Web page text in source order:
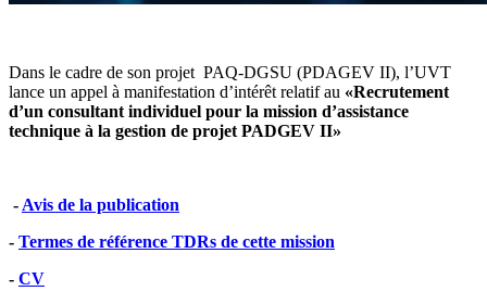
Dans le cadre de son projet PAQ-DGSU (PDAGEV II), l’UVT
lance un appel à manifestation d’intérêt relatif au «Recrutement
d’un consultant individuel pour la mission d’assistance
technique à la gestion de projet PADGEV II»
- Avis de la publication
- Termes de référence TDRs de cette mission
- CV